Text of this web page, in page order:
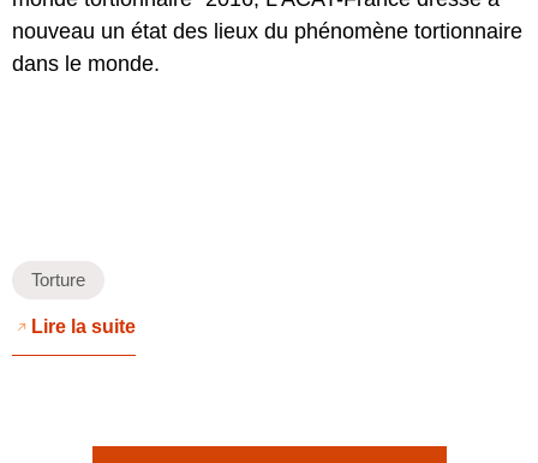
nouveau un état des lieux du phénomène tortionnaire
dans le monde.
Torture
Lire la suite